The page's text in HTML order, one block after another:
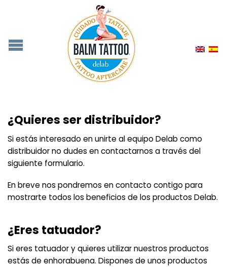
¿Quieres ser distribuidor?
Si estás interesado en unirte al equipo Delab como
distribuidor no dudes en contactarnos a través del
siguiente formulario.
En breve nos pondremos en contacto contigo para
mostrarte todos los beneficios de los productos Delab.
¿Eres tatuador?
Si eres tatuador y quieres utilizar nuestros productos
estás de enhorabuena. Dispones de unos productos